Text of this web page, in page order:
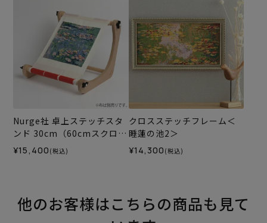
Nurge社 卓上ステッチスタ
ンド 30cm（60cmスクロー
ルロッド付）
¥15,400 (税込)
クロスステッチフレーム＜
睡蓮の池2＞
¥14,300 (税込)
他のお客様はこちらの商品も見て